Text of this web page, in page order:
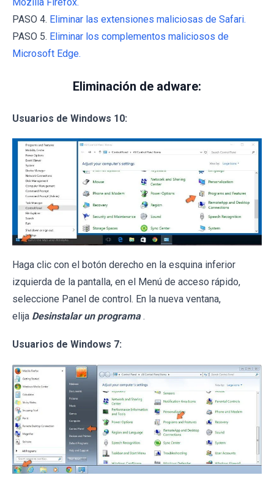
PASO 4. Eliminar las extensiones maliciosas de Safari.
PASO 5. Eliminar los complementos maliciosos de
Microsoft Edge.
Eliminación de adware:
Usuarios de Windows 10:
Haga clic con el botón derecho en la esquina inferior
izquierda de la pantalla, en el Menú de acceso rápido,
seleccione Panel de control. En la nueva ventana,
elija Desinstalar un programa .
Usuarios de Windows 7: